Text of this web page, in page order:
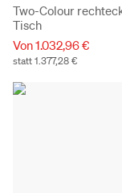
Two-Colour
Tisch
Von 1.032,96 €
statt 1.377,28 €